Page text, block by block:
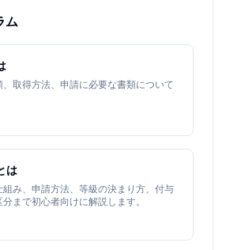
ム
、取得方法、申請に必要な書類について
は
み、申請方法、等級の決まり方、付与
まで初心者向けに解説します。